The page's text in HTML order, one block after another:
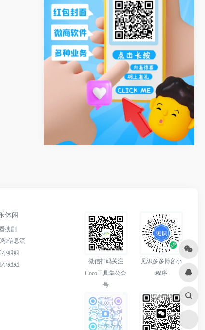
休闲
搜剧
秒信息流
小姐姐
小姐姐
微信扫码关注
Coco工具集公众
号
见识多多博客小
程序